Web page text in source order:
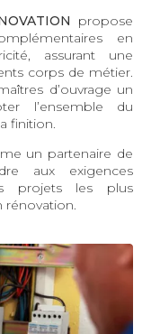
propose
en
assurant une
corps de métier.
d’ouvrage un
l’ensemble du
finition.
un partenaire de
aux exigences
projets les plus
rénovation.